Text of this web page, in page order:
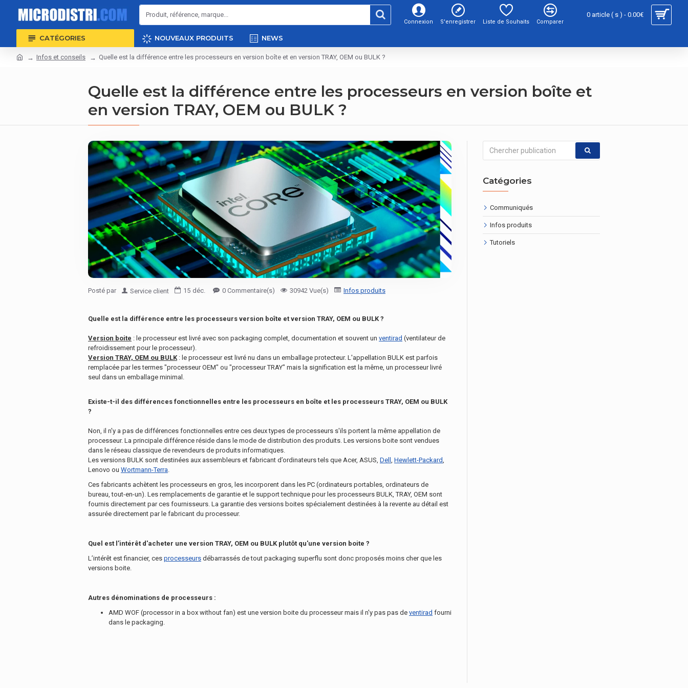
Connexion S'enregistrer Liste de Souhaits Comparer
0 article ( s ) - 0.00€
CATÉGORIES NOUVEAUX PRODUITS NEWS
Infos et conseils Quelle est la différence entre les processeurs en version boîte et en version TRAY, OEM ou BULK ?
Quelle est la différence entre les processeurs en version boîte et
en version TRAY, OEM ou BULK ?
Posté par Service client 15 déc. 0 Commentaire(s) 30942 Vue(s) Infos produits
Quelle est la différence entre les processeurs version boîte et version TRAY, OEM ou BULK ?
Version boite : le processeur est livré avec son packaging complet, documentation et souvent un ventirad (ventilateur de
refroidissement pour le processeur).
Version TRAY, OEM ou BULK : le processeur est livré nu dans un emballage protecteur. L'appellation BULK est parfois
remplacée par les termes "processeur OEM" ou "processeur TRAY" mais la signification est la même, un processeur livré
seul dans un emballage minimal.
Existe-t-il des différences fonctionnelles entre les processeurs en boîte et les processeurs TRAY, OEM ou BULK
?
Non, il n'y a pas de différences fonctionnelles entre ces deux types de processeurs s'ils portent la même appellation de
processeur. La principale différence réside dans le mode de distribution des produits. Les versions boite sont vendues
dans le réseau classique de revendeurs de produits informatiques.
Les versions BULK sont destinées aux assembleurs et fabricant d’ordinateurs tels que Acer, ASUS, Dell Hewlett-Packard
Lenovo ou Wortmann-Terra
Ces fabricants achètent les processeurs en gros, les incorporent dans les PC (ordinateurs portables, ordinateurs de
bureau, tout-en-un). Les remplacements de garantie et le support technique pour les processeurs BULK, TRAY, OEM sont
fournis directement par ces fournisseurs. La garantie des versions boites spécialement destinées à la revente au détail est
assurée directement par le fabricant du processeur.
Quel est l’intérêt d'acheter une version TRAY, OEM ou BULK plutôt qu'une version boite ?
L’intérêt est financier, ces processeurs débarrassés de tout packaging superflu sont donc proposés moins cher que les
versions boite.
Autres dénominations de processeurs :
AMD WOF (processor in a box without fan) est une version boite du processeur mais il n'y pas pas de ventirad fourni
dans le packaging.
Catégories
Communiqués
Infos produits
Tutoriels